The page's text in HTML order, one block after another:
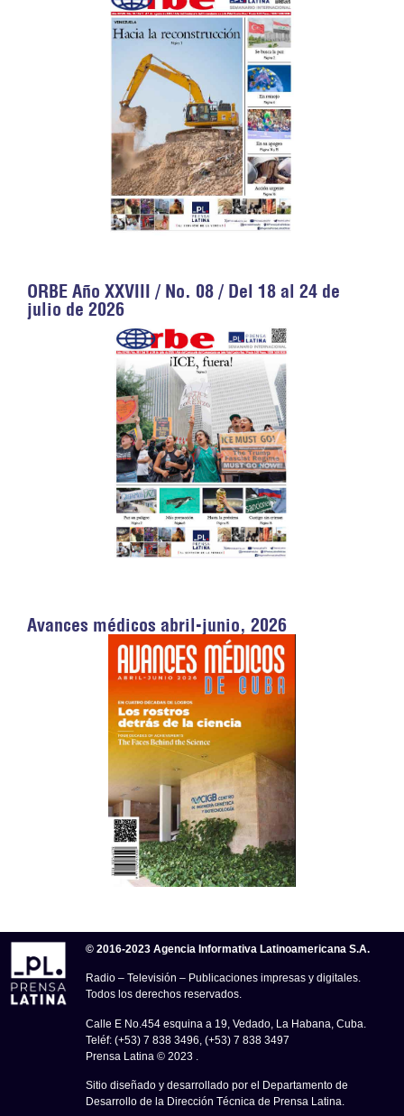
ORBE Año XXVIII / No. 08 / Del 18 al 24 de
julio de 2026
Avances médicos abril-junio, 2026
© 2016-2023 Agencia Informativa Latinoamericana S.A.
Radio – Televisión – Publicaciones impresas y digitales.
Todos los derechos reservados.
Calle E No.454 esquina a 19, Vedado, La Habana, Cuba.
Teléf: (+53) 7 838 3496, (+53) 7 838 3497
Prensa Latina © 2023 .
Sitio diseñado y desarrollado por el Departamento de
Desarrollo de la Dirección Técnica de Prensa Latina.